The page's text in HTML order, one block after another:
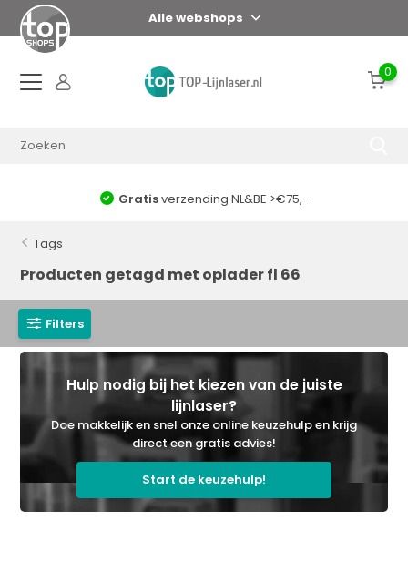
Alle webshops
0
Gratisverzending NL&BE >€75,-
Tags
Producten getagd met oplader fl 66
Filters
Hulp nodig bij het kiezen van de juiste
lijnlaser?
Doe makkelijk en snel onze online keuzehulp en krijg
direct een gratis advies!
Start de keuzehulp!